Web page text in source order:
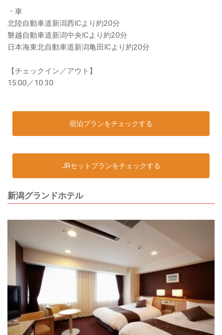
・車
北陸自動車道新潟西ICより約20分
磐越自動車道新潟中央ICより約20分
日本海東北自動車道新潟亀田ICより約20分
【チェックイン／アウト】
15:00／10:30
宿泊プランをチェックする
JRセットプランをチェックする
新潟グランドホテル